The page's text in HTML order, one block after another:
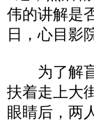
伟的讲解是
日，心目影
为了解盲
扶着走上大
眼睛后，两